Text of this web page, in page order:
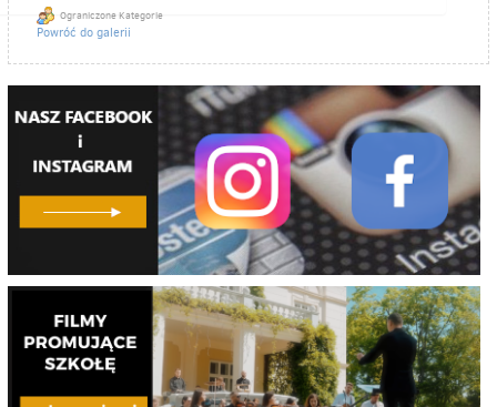
Ograniczone Kategorie
Powróć do galerii